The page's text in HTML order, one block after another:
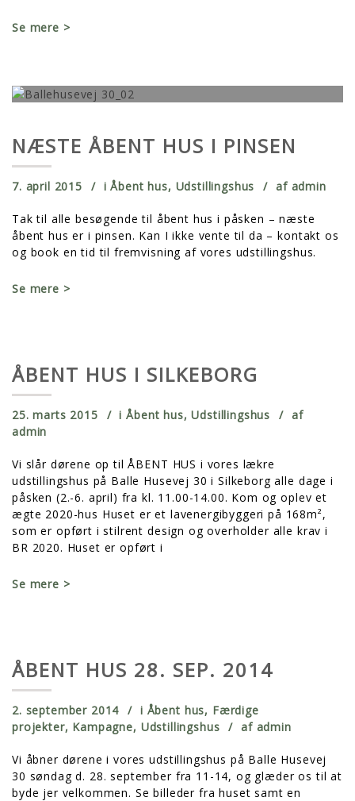
Se mere >
NÆSTE ÅBENT HUS I PINSEN
7. april 2015 iÅbent hus, Udstillingshus af admin
Tak til alle besøgende til åbent hus i påsken – næste
åbent hus er i pinsen. Kan I ikke vente til da – kontakt os
og book en tid til fremvisning af vores udstillingshus.
Se mere >
ÅBENT HUS I SILKEBORG
25. marts 2015 iÅbent hus,Udstillingshus
af
admin
Vi slår dørene op til ÅBENT HUS i vores lækre
udstillingshus på Balle Husevej 30 i Silkeborg alle dage i
påsken (2.-6. april) fra kl. 11.00-14.00. Kom og oplev et
ægte 2020-hus Huset er et lavenergibyggeri på 168m²,
som er opført i stilrent design og overholder alle krav i
BR 2020. Huset er opført i
Se mere >
ÅBENT HUS 28. SEP. 2014
2. september 2014 i Åbent hus, Færdige
projekter, Kampagne, Udstillingshus af admin
Vi åbner dørene i vores udstillingshus på Balle Husevej
30 søndag d. 28. september fra 11-14, og glæder os til at
byde jer velkommen. Se billeder fra huset samt en